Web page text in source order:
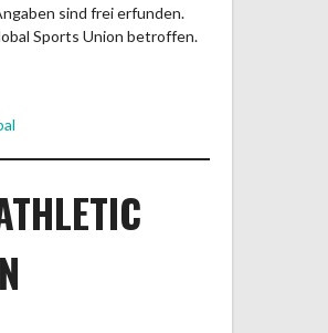
sind frei erfunden.
Sports Union betroffen.